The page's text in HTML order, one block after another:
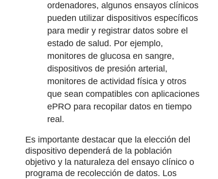
ordenadores, algunos ensayos clínicos
pueden utilizar dispositivos específicos
para medir y registrar datos sobre el
estado de salud. Por ejemplo,
monitores de glucosa en sangre,
dispositivos de presión arterial,
monitores de actividad física y otros
que sean compatibles con aplicaciones
ePRO para recopilar datos en tiempo
real.
Es importante destacar que la elección del
dispositivo dependerá de la población
objetivo y la naturaleza del ensayo clínico o
programa de recolección de datos. Los